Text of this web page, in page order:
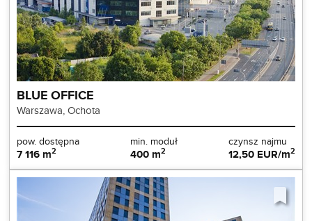
BLUE OFFICE
Warszawa, Ochota
pow. dostępna
7 116 m2
min. moduł
400 m2
czynsz najmu
12,50 EUR/m2